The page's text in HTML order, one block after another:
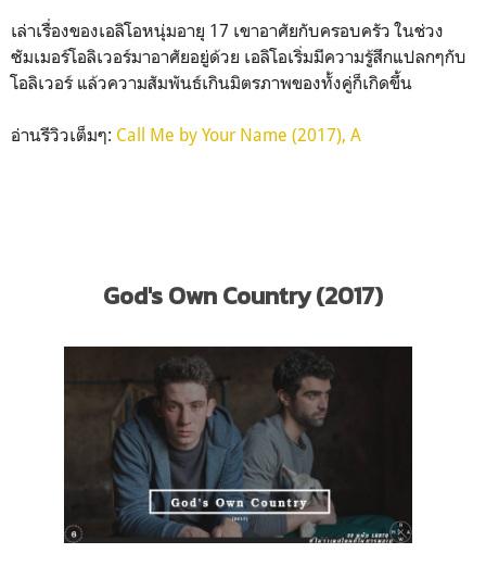
เล่าเรื่องของเอลิโอหนุ่มอายุ 17 เขาอาศัยกับครอบครัว ในช่วง
ซัมเมอร์โอลิเวอร์มาอาศัยอยู่ด้วย เอลิโอเริ่มมีความรู้สึกแปลกๆกับ
โอลิเวอร์ แล้วความสัมพันธ์เกินมิตรภาพของทั้งคู่ก็เกิดขึ้น
อ่านรีวิวเต็มๆ: Call Me by Your Name (2017), A
God's Own Country (2017)